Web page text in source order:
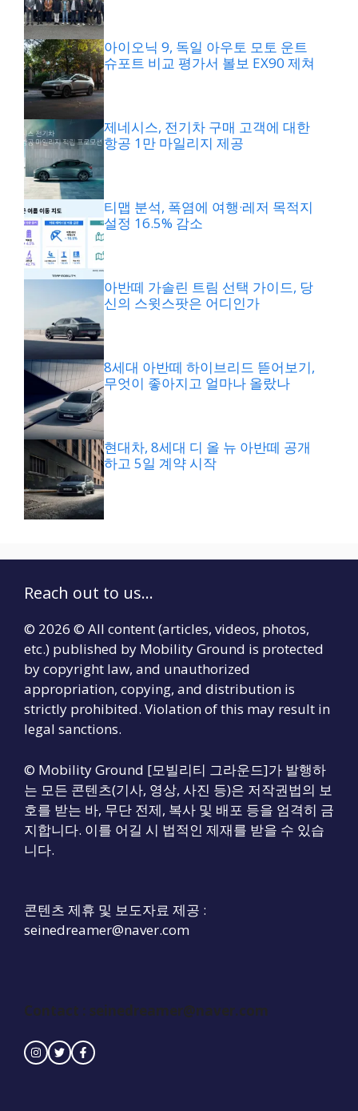
아이오닉 9, 독일 아우토 모토 운트
슈포트 비교 평가서 볼보 EX90 제쳐
제네시스, 전기차 구매 고객에 대한
항공 1만 마일리지 제공
티맵 분석, 폭염에 여행·레저 목적지
설정 16.5% 감소
아반떼 가솔린 트림 선택 가이드, 당
신의 스윗스팟은 어디인가
8세대 아반떼 하이브리드 뜯어보기,
무엇이 좋아지고 얼마나 올랐나
현대차, 8세대 디 올 뉴 아반떼 공개
하고 5일 계약 시작
Reach out to us...
© 2026 © All content (articles, videos, photos,
etc.) published by Mobility Ground is protected
by copyright law, and unauthorized
appropriation, copying, and distribution is
strictly prohibited. Violation of this may result in
legal sanctions.
© Mobility Ground [모빌리티 그라운드]가 발행하
는 모든 콘텐츠(기사, 영상, 사진 등)은 저작권법의 보
호를 받는 바, 무단 전제, 복사 및 배포 등을 엄격히 금
지합니다. 이를 어길 시 법적인 제재를 받을 수 있습
니다.
콘텐츠 제휴 및 보도자료 제공 :
seinedreamer@naver.com
Contact : seinedreamer@naver.com